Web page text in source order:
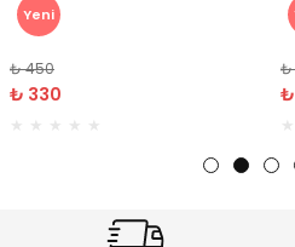
Yeni
Gömlek
₺ 1.000
₺ 800